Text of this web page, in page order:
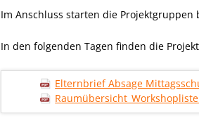
Im Anschluss starten die Projektgruppen
In den folgenden Tagen finden die
Elternbrief Absage